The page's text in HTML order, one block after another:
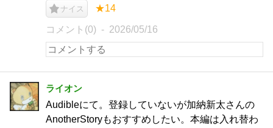
ナイス ★14
コメント(0) 2026/05/16
ライオン
Audibleにて。登録していないが加納新太さんの
AnotherStoryもおすすめしたい。本編は入れ替わ